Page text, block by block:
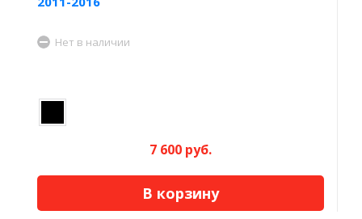
Нет в наличии
7 600 руб.
В корзину